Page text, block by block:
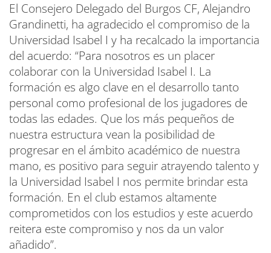
El Consejero Delegado del Burgos CF, Alejandro
Grandinetti, ha agradecido el compromiso de la
Universidad Isabel I y ha recalcado la importancia
del acuerdo: “Para nosotros es un placer
colaborar con la Universidad Isabel I. La
formación es algo clave en el desarrollo tanto
personal como profesional de los jugadores de
todas las edades. Que los más pequeños de
nuestra estructura vean la posibilidad de
progresar en el ámbito académico de nuestra
mano, es positivo para seguir atrayendo talento y
la Universidad Isabel I nos permite brindar esta
formación. En el club estamos altamente
comprometidos con los estudios y este acuerdo
reitera este compromiso y nos da un valor
añadido”.